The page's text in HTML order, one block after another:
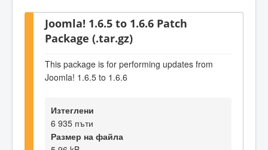
Joomla! 1.6.5 to 1.6.6 Patch
Package (.tar.gz)
This package is for performing updates from
Joomla! 1.6.5 to 1.6.6
Изтеглени
6 935 пъти
Размер на файла